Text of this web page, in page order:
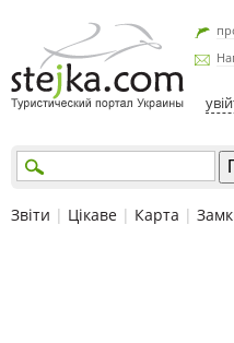
Звіти | Цікаве | Карта |